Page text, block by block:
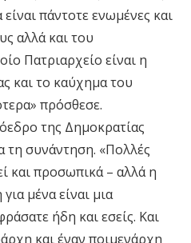
πάντοτε ενωμένες και
αλλά και του
Πατριαρχείο είναι η
και το καύχημα του
πρόσθεσε.
της Δημοκρατίας
τη συνάντηση. «Πολλές
και προσωπικά – αλλά η
μένα είναι μια
ήδη και εσείς. Και
και έναν ποιμενάρχη